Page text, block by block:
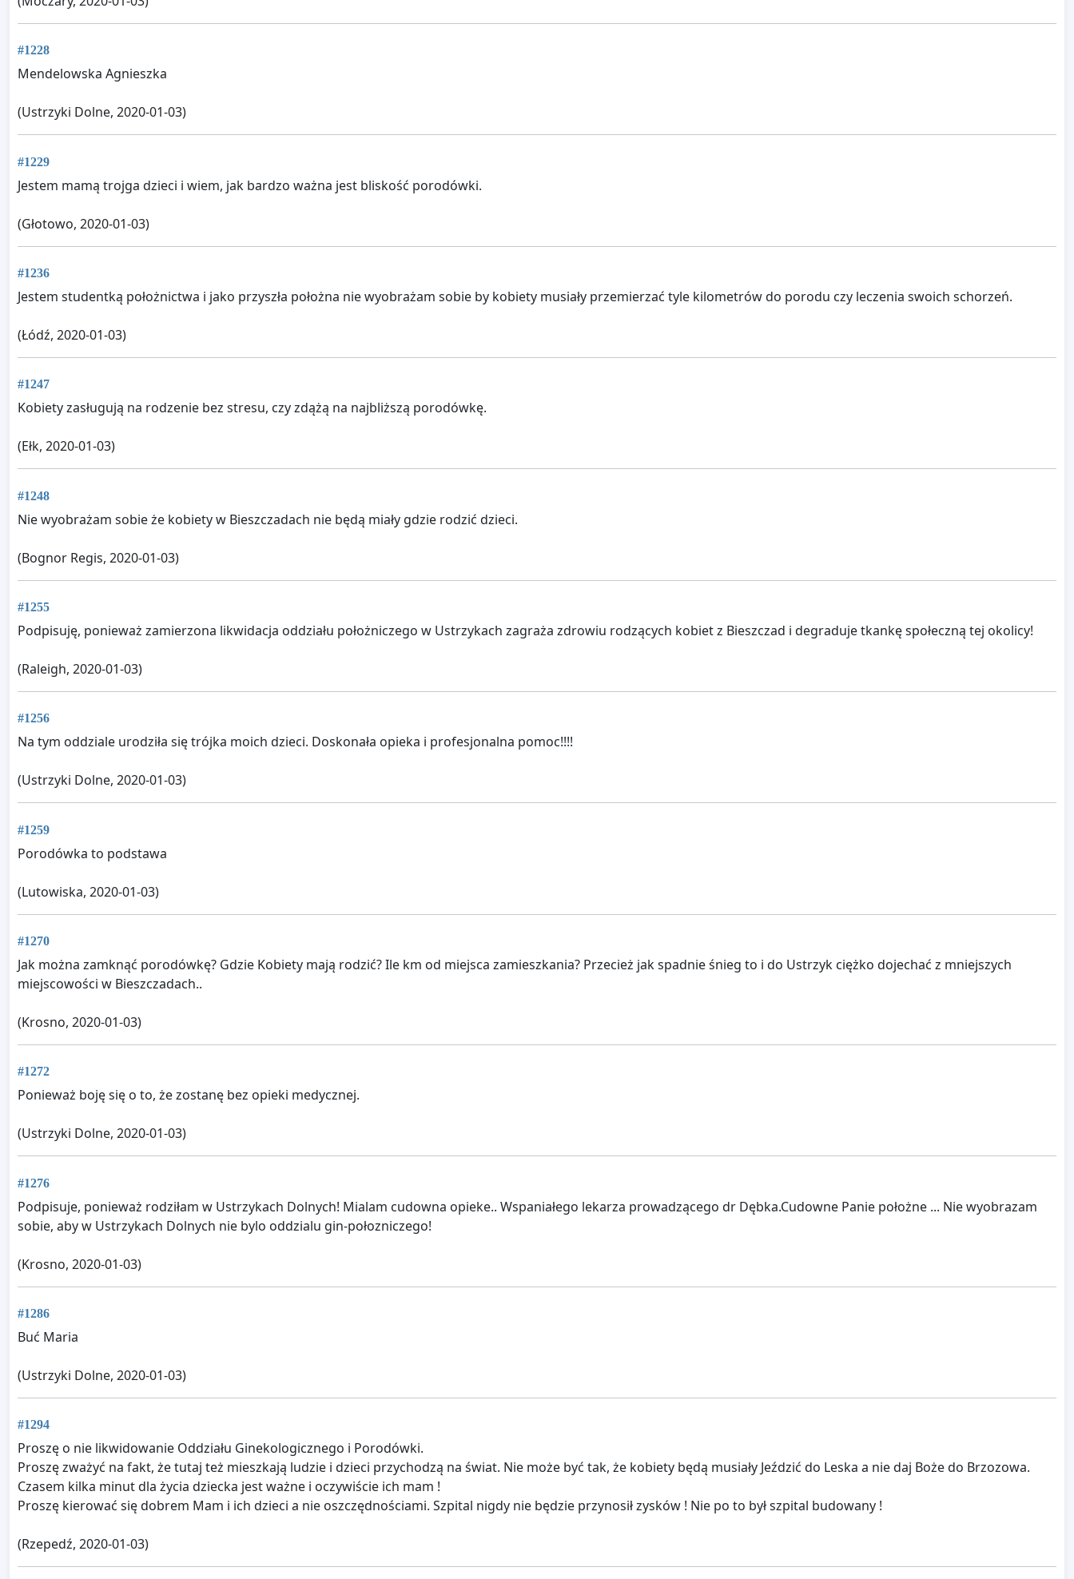
#1228
Mendelowska Agnieszka
(Ustrzyki Dolne, 2020-01-03)
#1229
Jestem mamą trojga dzieci i wiem, jak bardzo ważna jest bliskość porodówki.
(Głotowo, 2020-01-03)
#1236
Jestem studentką położnictwa i jako przyszła położna nie wyobrażam sobie by kobiety musiały przemierzać tyle kilometrów do porodu czy leczenia swoich schorzeń.
(Łódź, 2020-01-03)
#1247
Kobiety zasługują na rodzenie bez stresu, czy zdążą na najbliższą porodówkę.
(Ełk, 2020-01-03)
#1248
Nie wyobrażam sobie że kobiety w Bieszczadach nie będą miały gdzie rodzić dzieci.
(Bognor Regis, 2020-01-03)
#1255
Podpisuję, ponieważ zamierzona likwidacja oddziału położniczego w Ustrzykach zagraża zdrowiu rodzących kobiet z Bieszczad i degraduje tkankę społeczną tej okolicy!
(Raleigh, 2020-01-03)
#1256
Na tym oddziale urodziła się trójka moich dzieci. Doskonała opieka i profesjonalna pomoc!!!!
(Ustrzyki Dolne, 2020-01-03)
#1259
Porodówka to podstawa
(Lutowiska, 2020-01-03)
#1270
Jak można zamknąć porodówkę? Gdzie Kobiety mają rodzić? Ile km od miejsca zamieszkania? Przecież jak spadnie śnieg to i do Ustrzyk ciężko dojechać z mniejszych
miejscowości w Bieszczadach..
(Krosno, 2020-01-03)
#1272
Ponieważ boję się o to, że zostanę bez opieki medycznej.
(Ustrzyki Dolne, 2020-01-03)
#1276
Podpisuje, ponieważ rodziłam w Ustrzykach Dolnych! Mialam cudowna opieke.. Wspaniałego lekarza prowadzącego dr Dębka.Cudowne Panie położne ... Nie wyobrazam
sobie, aby w Ustrzykach Dolnych nie bylo oddzialu gin-połozniczego!
(Krosno, 2020-01-03)
#1286
Buć Maria
(Ustrzyki Dolne, 2020-01-03)
#1294
Proszę o nie likwidowanie Oddziału Ginekologicznego i Porodówki.
Proszę zważyć na fakt, że tutaj też mieszkają ludzie i dzieci przychodzą na świat. Nie może być tak, że kobiety będą musiały Jeździć do Leska a nie daj Boże do Brzozowa.
Czasem kilka minut dla życia dziecka jest ważne i oczywiście ich mam !
Proszę kierować się dobrem Mam i ich dzieci a nie oszczędnościami. Szpital nigdy nie będzie przynosił zysków ! Nie po to był szpital budowany !
(Rzepedź, 2020-01-03)